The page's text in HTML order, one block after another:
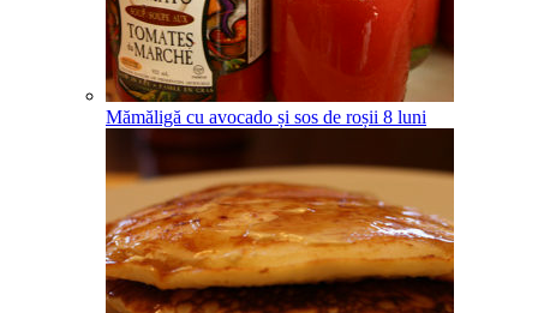
Mămăligă cu avocado și sos de roșii 8 luni